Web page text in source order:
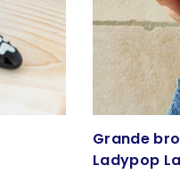
Grande
Ladypop